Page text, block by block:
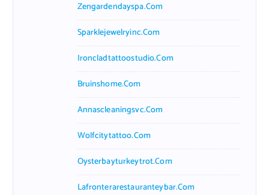
Zengardendayspa.com
Sparklejewelryinc.com
Ironcladtattoostudio.com
Bruinshome.com
Annascleaningsvc.com
Wolfcitytattoo.com
Oysterbayturkeytrot.com
Lafronterarestauranteybar.com